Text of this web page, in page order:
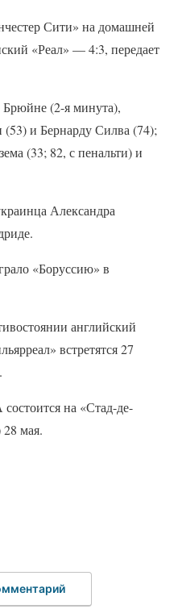
Сити» на домашней
«Реал» — 4:3, передает
Брюйне (2-я минута),
и Бернарду Силва (74);
(33; 82, с пенальти) и
Александра
«Боруссию» в
английский
встретятся 27
на «Стад-де-
мая.